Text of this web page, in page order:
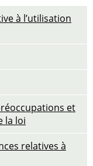
à l’utilisation
et
la loi
relatives à